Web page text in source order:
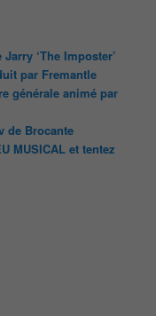
‘The Imposter’
par Fremantle
générale animé par
de Brocante
MUSICAL et tentez